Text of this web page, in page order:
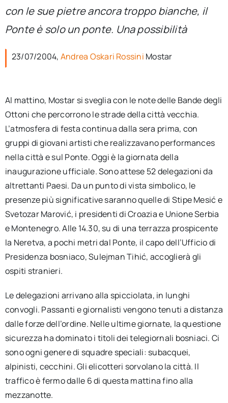
Cerca
con le sue pietre ancora troppo bianche, il
Ponte è solo un ponte. Una possibilità
23/07/2004, Andrea Oskari Rossini Mostar
Al mattino, Mostar si sveglia con le note delle Bande degli
Ottoni che percorrono le strade della città vecchia.
L’atmosfera di festa continua dalla sera prima, con
gruppi di giovani artisti che realizzavano performances
nella città e sul Ponte. Oggi è la giornata della
inaugurazione ufficiale. Sono attese 52 delegazioni da
altrettanti Paesi. Da un punto di vista simbolico, le
presenze più significative saranno quelle di Stipe Mesić e
Svetozar Marović, i presidenti di Croazia e Unione Serbia
e Montenegro. Alle 14.30, su di una terrazza prospicente
la Neretva, a pochi metri dal Ponte, il capo dell’Ufficio di
Presidenza bosniaco, Sulejman Tihić, accoglierà gli
ospiti stranieri.
Le delegazioni arrivano alla spicciolata, in lunghi
convogli. Passanti e giornalisti vengono tenuti a distanza
dalle forze dell’ordine. Nelle ultime giornate, la questione
sicurezza ha dominato i titoli dei telegiornali bosniaci. Ci
sono ogni genere di squadre speciali: subacquei,
alpinisti, cecchini. Gli elicotteri sorvolano la città. Il
traffico è fermo dalle 6 di questa mattina fino alla
mezzanotte.